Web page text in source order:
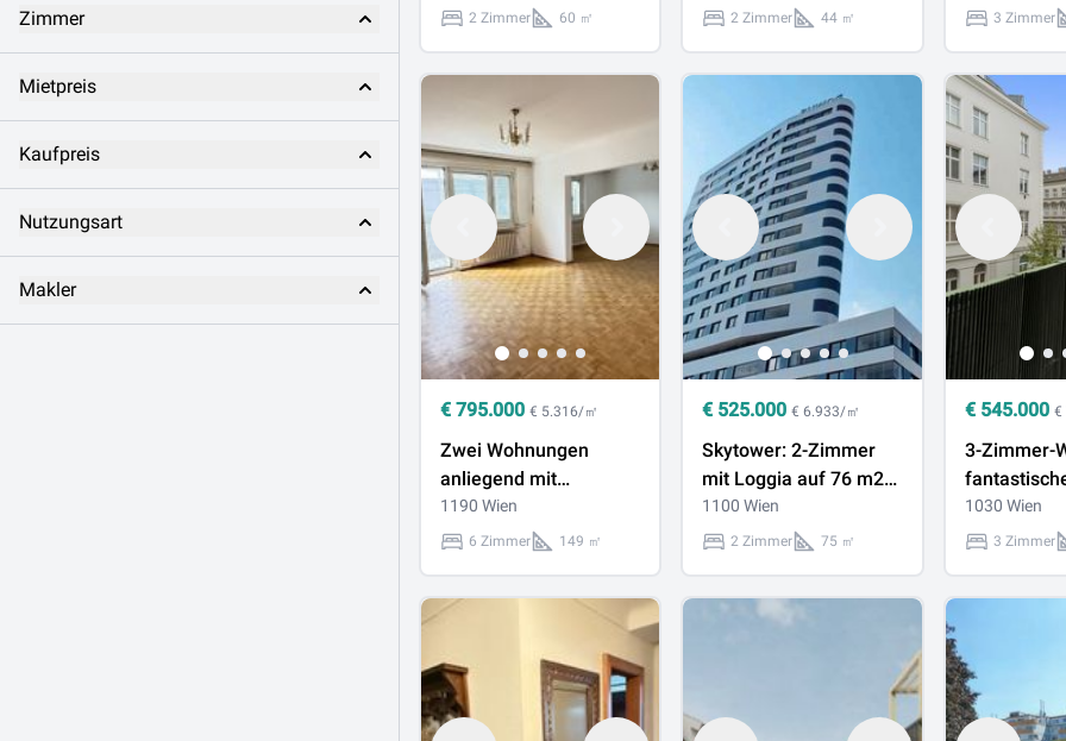
Zimmer
Mietpreis
Kaufpreis
Nutzungsart
Makler
derzeit noch vermietet
2 Zimmer 60 ㎡
sanierten Altbau mit
Fernwärmeanschluss!
2 Zimmer 44 ㎡
ohne Lift!
3 Zimmer
€ 795.000 € 5.316/㎡
Zwei Wohnungen
anliegend mit
Durchbruch: 6-Zimmer-
Wohnung in 1190 Wien
Loggia!
1190 Wien
6 Zimmer 149 ㎡
€ 525.000 € 6.933/㎡
Skytower: 2-Zimmer
mit Loggia auf 76 m2
WNFL plus optionaler
Stellplatz (derzeit noch
1100 Wien
2 Zimmer 75 ㎡
€ 545.000 €
3-Zimmer-
nahe unteres
Belvedere /
mit
1030 Wien
3 Zimmer